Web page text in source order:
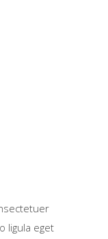
ligula eget